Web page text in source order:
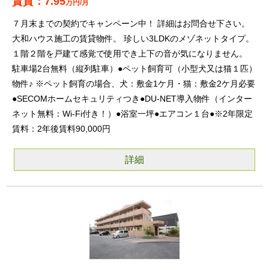
万円/月
７月末までの契約でキャンペーン中！ 詳細はお問合せ下さい。
大和ハウス施工の賃貸物件。 珍しい3LDKのメゾネットタイプ。
１階２階を戸建て感覚で使用でき上下の音が気になりません。
駐車場2台無料（縦列駐車）●ペット飼育可（小型犬又は猫１匹）
物件♪ ※ペット飼育の場合、犬：敷金1ケ月・猫：敷金2ケ月必要
●SECOMホームセキュリティつき●DU-NET導入物件（インター
ネット無料：Wi-Fi付き！）●浴室一坪●エアコン１台●※2年限定
賃料：2年後賃料90,000円
詳細